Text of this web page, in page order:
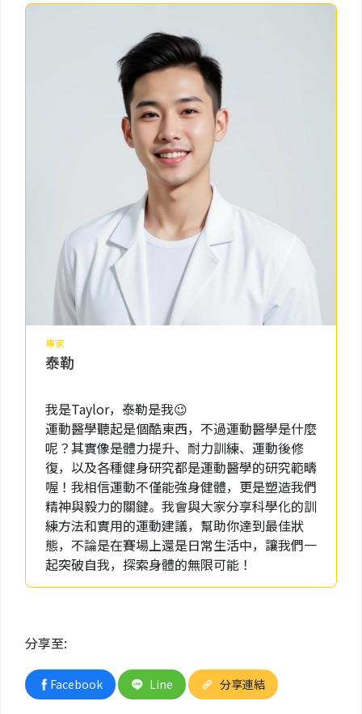
專家
泰勒
我是Taylor，泰勒是我😉
運動醫學聽起是個酷東西，不過運動醫學是什麼
呢？其實像是體力提升、耐力訓練、運動後修
復，以及各種健身研究都是運動醫學的研究範疇
喔！我相信運動不僅能強身健體，更是塑造我們
精神與毅力的關鍵。我會與大家分享科學化的訓
練方法和實用的運動建議，幫助你達到最佳狀
態，不論是在賽場上還是日常生活中，讓我們一
起突破自我，探索身體的無限可能！
分享至:
Facebook Line 分享連結